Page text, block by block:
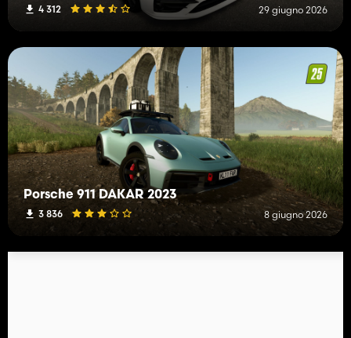
4 312 29 giugno 2026
Porsche 911 DAKAR 2023
3 836 8 giugno 2026